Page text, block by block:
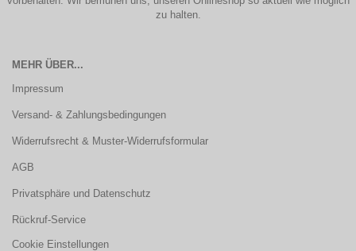
zu halten.
MEHR ÜBER...
Impressum
Versand- & Zahlungsbedingungen
Widerrufsrecht & Muster-Widerrufsformular
AGB
Privatsphäre und Datenschutz
Rückruf-Service
Cookie Einstellungen